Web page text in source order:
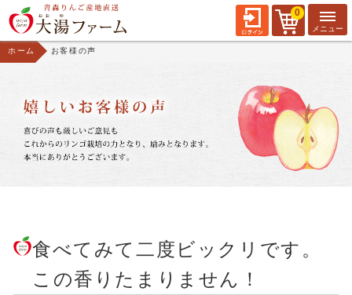
0
ホーム お客様の声
食べてみて二度ビックリです。
この香りたまりません！